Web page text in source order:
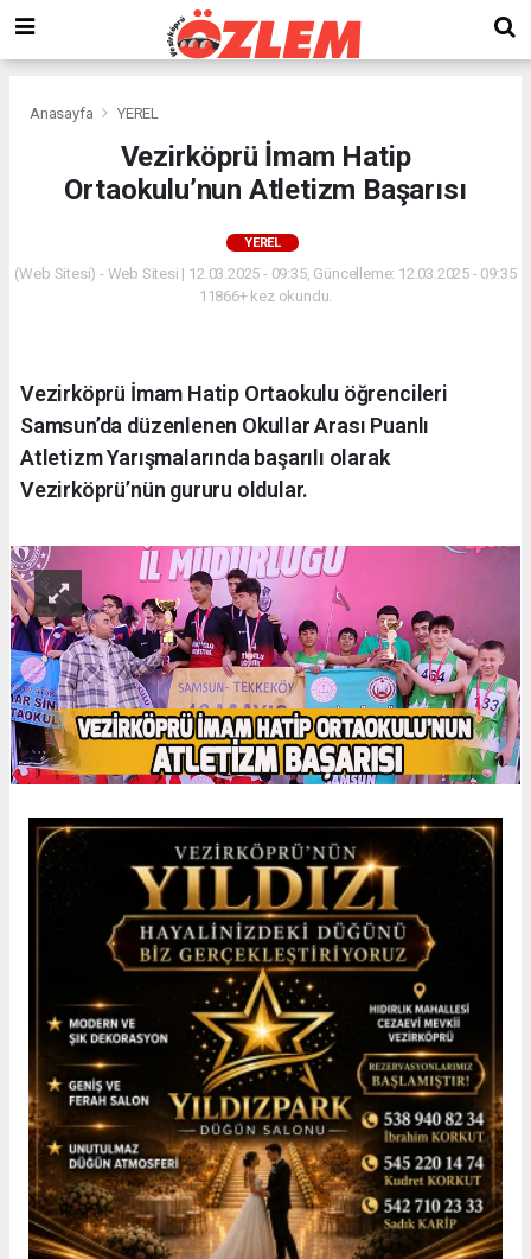
Anasayfa YEREL
Vezirköprü İmam Hatip
Ortaokulu’nun Atletizm Başarısı
YEREL
(Web Sitesi) - Web Sitesi | 12.03.2025 - 09:35, Güncelleme: 12.03.2025 - 09:35
11866+ kez okundu.
Vezirköprü İmam Hatip Ortaokulu öğrencileri
Samsun’da düzenlenen Okullar Arası Puanlı
Atletizm Yarışmalarında başarılı olarak
Vezirköprü’nün gururu oldular.